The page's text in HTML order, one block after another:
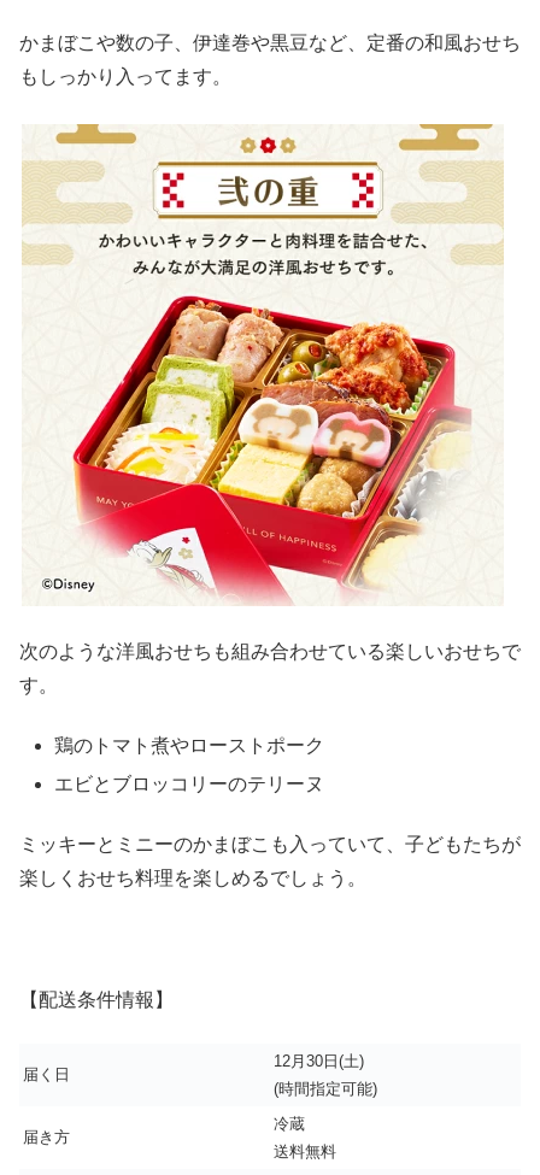
かまぼこや数の子、伊達巻や黒豆など、定番の和風おせち
もしっかり入ってます。
次のような洋風おせちも組み合わせている楽しいおせちで
す。
鶏のトマト煮やローストポーク
エビとブロッコリーのテリーヌ
ミッキーとミニーのかまぼこも入っていて、子どもたちが
楽しくおせち料理を楽しめるでしょう。
【配送条件情報】
届く日
12月30日(土)
(時間指定可能)
届き方
冷蔵
送料無料